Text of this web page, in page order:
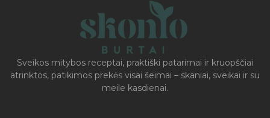
Sveikos mitybos receptai, praktiški patarimai ir kruopščiai
atrinktos, patikimos prekės visai šeimai – skaniai, sveikai ir su
meile kasdienai.